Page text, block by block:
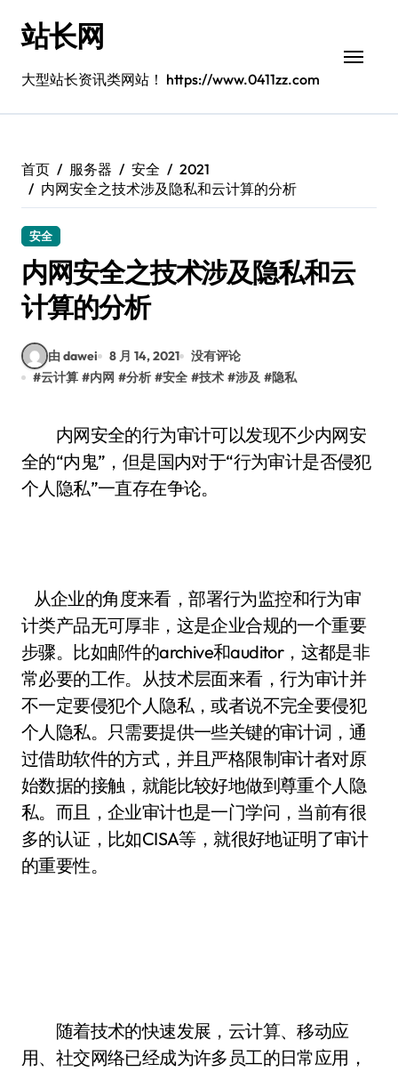
站长网
大型站长资讯类网站！ https://www.0411zz.com
首页 服务器 安全
2021
内网安全之技术涉及隐私和云计算的分析
安全
内网安全之技术涉及隐私和云
计算的分析
由 dawei 8 月 14, 2021
没有评论
#云计算 #内网 #分析 #安全 #技术 #涉及 #隐私
内网安全的行为审计可以发现不少内网安
全的“内鬼”，但是国内对于“行为审计是否侵犯
个人隐私”一直存在争论。
从企业的角度来看，部署行为监控和行为审
计类产品无可厚非，这是企业合规的一个重要
步骤。比如邮件的archive和auditor，这都是非
常必要的工作。从技术层面来看，行为审计并
不一定要侵犯个人隐私，或者说不完全要侵犯
个人隐私。只需要提供一些关键的审计词，通
过借助软件的方式，并且严格限制审计者对原
始数据的接触，就能比较好地做到尊重个人隐
私。而且，企业审计也是一门学问，当前有很
多的认证，比如CISA等，就很好地证明了审计
的重要性。
随着技术的快速发展，云计算、移动应
用、社交网络已经成为许多员工的日常应用，